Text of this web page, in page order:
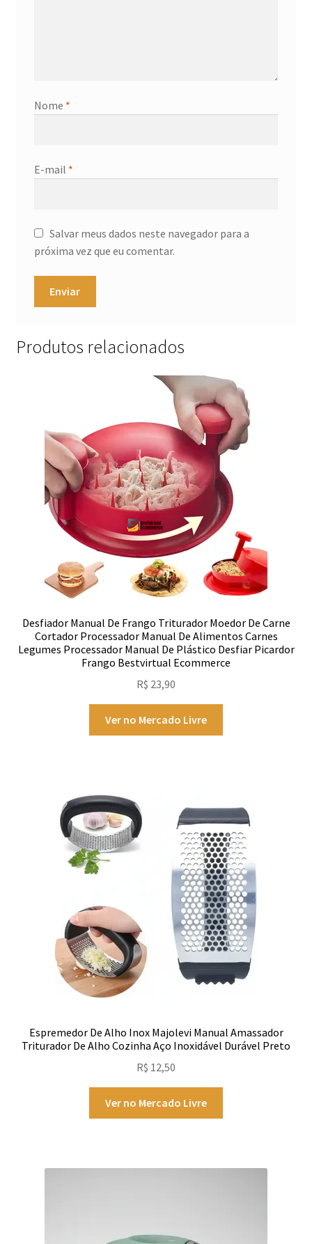
Nome *
E-mail *
Salvar meus dados neste navegador para a
próxima vez que eu comentar.
Produtos relacionados
Desfiador Manual De Frango Triturador Moedor De Carne
Cortador Processador Manual De Alimentos Carnes
Legumes Processador Manual De Plástico Desfiar Picardor
Frango Bestvirtual Ecommerce
R$ 23,90
Ver no Mercado Livre
Espremedor De Alho Inox Majolevi Manual Amassador
Triturador De Alho Cozinha Aço Inoxidável Durável Preto
R$ 12,50
Ver no Mercado Livre